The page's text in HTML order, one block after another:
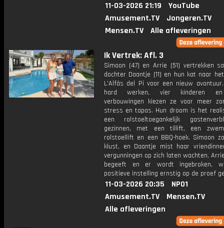
11-03-2026 21:19
YouTube
Amusement.TV
Jongeren.TV
Mensen.TV
Alle afleveringen
Ik Vertrek: Afl. 3
Simoon (47) en Arrie (51) vertrekken
dochter Daantje (11) en hun kat naar
L'Alfàs del Pi voor een nieuw
hard werken, vier kinderen
verbouwingen kiezen ze voor meer
stress en tapas. Hun droom is het
een rolstoeltoegankelijk
gezinnen, met een tillift, een
rolstoellift en een BBQ-hoek. Simoon
klust, en Daantje mist haar
vergunningen op zich laten wachten,
begeeft en er wordt ingebroken,
positieve instelling ernstig op de proef
11-03-2026 20:35
NPO1
Amusement.TV
Mensen.TV
Alle afleveringen